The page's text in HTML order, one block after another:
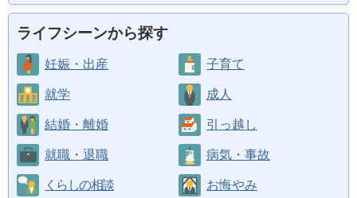
ライフシーンから探す
妊娠・出産 子育て
就学 成人
結婚・離婚 引っ越し
就職・退職 病気・事故
くらしの相談 お悔やみ